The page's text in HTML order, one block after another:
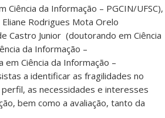
da Informação – PGCIN/UFSC),
Eliane Rodrigues Mota Orelo
Castro Junior (doutorando em Ciência
da Informação –
em Ciência da Informação –
a identificar as fragilidades no
as necessidades e interesses
bem como a avaliação, tanto da